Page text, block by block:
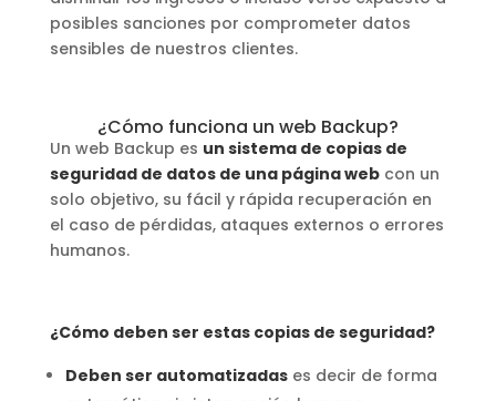
posibles sanciones por comprometer datos
sensibles de nuestros clientes.
¿Cómo funciona un web Backup?
Un web Backup es un sistema de copias de
seguridad de datos de una página webcon un
solo objetivo, su fácil y rápida recuperación en
el caso de pérdidas, ataques externos o errores
humanos.
¿Cómo deben ser estas copias de seguridad?
Deben ser automatizadases decir de forma